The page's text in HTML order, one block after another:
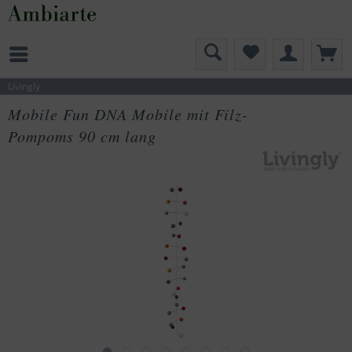
Livingly
Mobile Fun DNA Mobile mit Filz-
Pompoms 90 cm lang